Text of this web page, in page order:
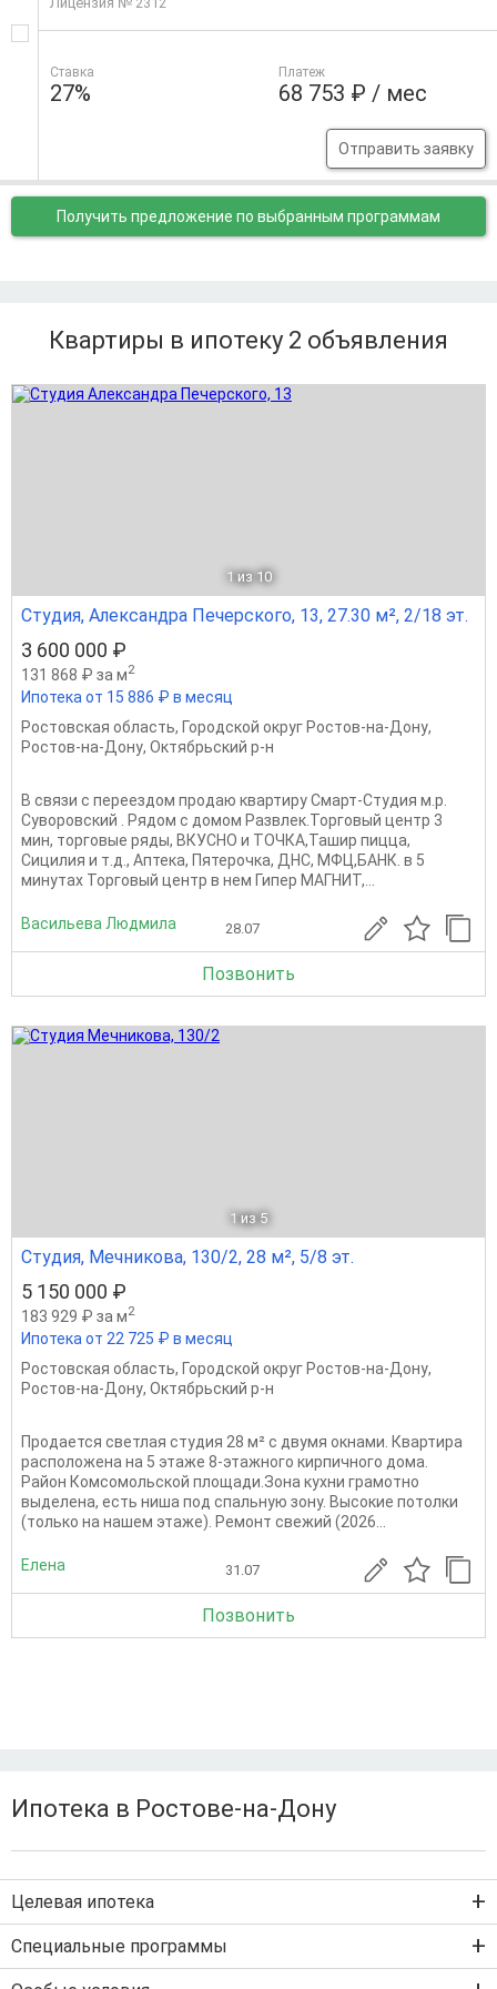
Ставка
27%
Платеж
68 753 ₽ / мес
Отправить заявку
Получить предложение по выбранным программам
Квартиры в ипотеку 2 объявления
1 из 10
Студия, Александра Печерского, 13, 27.30 м², 2/18 эт.
3 600 000 ₽
131 868 ₽ за м2
Ипотека от 15 886 ₽ в месяц
Ростовская область, Городской округ Ростов-на-Дону,
Ростов-на-Дону, Октябрьский р-н
В связи с переездом продаю квартиру Смарт-Студия м.р.
Суворовский . Рядом с домом Развлек.Торговый центр 3
мин, торговые ряды, ВКУСНО и ТОЧКА,Ташир пицца,
Сицилия и т.д., Аптека, Пятерочка, ДНС, МФЦ,БАНК. в 5
минутах Торговый центр в нем Гипер МАГНИТ,...
Васильева Людмила 28.07
Позвонить
1 из 5
Студия, Мечникова, 130/2, 28 м², 5/8 эт.
5 150 000 ₽
183 929 ₽ за м2
Ипотека от 22 725 ₽ в месяц
Ростовская область, Городской округ Ростов-на-Дону,
Ростов-на-Дону, Октябрьский р-н
Продается светлая студия 28 м² с двумя окнами. Квартира
расположена на 5 этаже 8-этажного кирпичного дома.
Район Комсомольской площади.Зона кухни грамотно
выделена, есть ниша под спальную зону. Высокие потолки
(только на нашем этаже). Ремонт свежий (2026...
Елена 31.07
Позвонить
Ипотека в Ростове-на-Дону
Целевая ипотека
Ипотека на вторичку
Специальные программы